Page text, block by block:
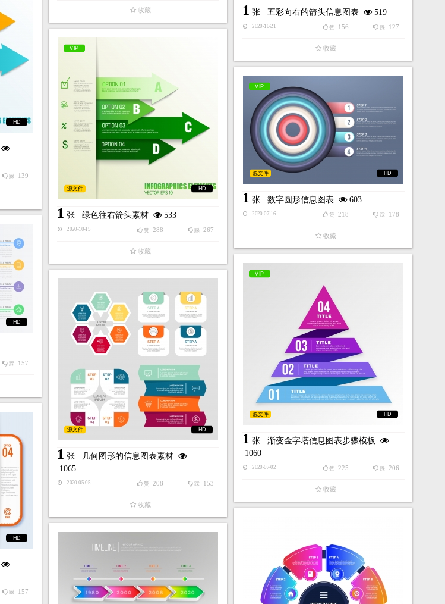
收藏 1 张 五彩向右的箭头信息图表 519
2020-10-21 踩 127
赞 156
收藏
HD
踩 139
VIP
HD
源文件
1 张 绿色往右箭头素材 533
2020-10-15 踩 267
赞 288
收藏
VIP
HD
源文件
1 张 数字圆形信息图表 603
2020-07-16 踩 178
赞 218
收藏
HD
踩 157
VIP
HD
源文件
1 张 渐变金字塔信息图表步骤模板
1060
2020-07-02 踩 206
赞 225
收藏
HD
源文件
1 张
几何图形的信息图表素材
1065
2020-05-05 踩 153
赞 208
收藏
HD
踩 157